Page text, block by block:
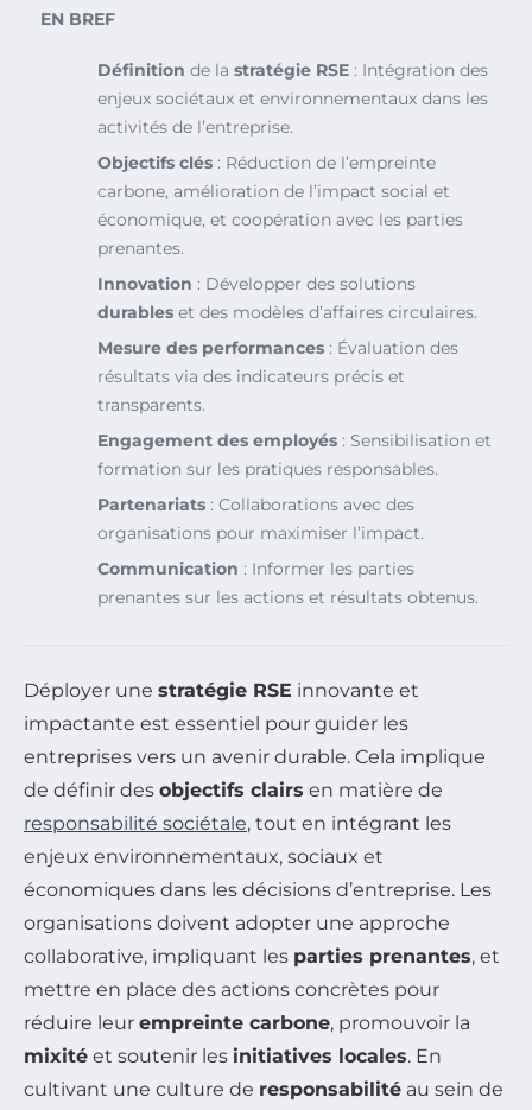
EN BREF
Définition de la stratégie RSE : Intégration des
enjeux sociétaux et environnementaux dans les
activités de l’entreprise.
Objectifs clés : Réduction de l’empreinte
carbone, amélioration de l’impact social et
économique, et coopération avec les parties
prenantes.
Innovation : Développer des solutions
durables et des modèles d’affaires circulaires.
Mesure des performances : Évaluation des
résultats via des indicateurs précis et
transparents.
Engagement des employés : Sensibilisation et
formation sur les pratiques responsables.
Partenariats : Collaborations avec des
organisations pour maximiser l’impact.
Communication : Informer les parties
prenantes sur les actions et résultats obtenus.
Déployer une stratégie RSE innovante et
impactante est essentiel pour guider les
entreprises vers un avenir durable. Cela implique
de définir des objectifs clairs en matière de
responsabilité sociétale, tout en intégrant les
enjeux environnementaux, sociaux et
économiques dans les décisions d’entreprise. Les
organisations doivent adopter une approche
collaborative, impliquant les parties prenantes, et
mettre en place des actions concrètes pour
réduire leur empreinte carbone, promouvoir la
mixité et soutenir les initiatives locales. En
cultivant une culture de responsabilité au sein de